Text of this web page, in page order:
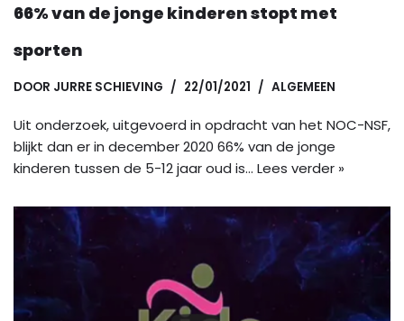
66% van de jonge kinderen stopt met
sporten
DOOR JURRE SCHIEVING 22/01/2021 ALGEMEEN
Uit onderzoek, uitgevoerd in opdracht van het NOC-NSF,
blijkt dan er in december 2020 66% van de jonge
kinderen tussen de 5-12 jaar oud is… Lees verder »